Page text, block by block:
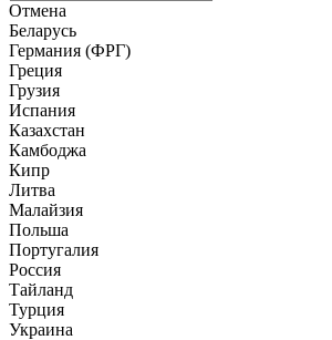
Отмена
Беларусь
Германия (ФРГ)
Греция
Грузия
Испания
Казахстан
Камбоджа
Кипр
Литва
Малайзия
Польша
Португалия
Россия
Тайланд
Турция
Украина